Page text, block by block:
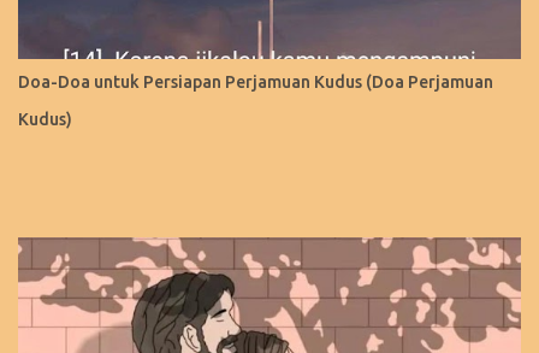
Doa-Doa untuk Persiapan Perjamuan Kudus (Doa Perjamuan
Kudus)